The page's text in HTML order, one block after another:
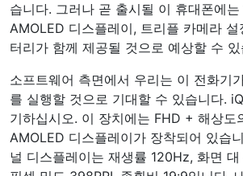
습니다. 그러나 곧 출시될 이 휴대폰에
AMOLED 디스플레이, 트리플 카메라
터리가 함께 제공될 것으로 예상할 수 있
소프트웨어 측면에서 우리는 이 전화기
를 실행할 것으로 기대할 수 있습니다.
기하십시오. 이 장치에는 FHD + 해상도
AMOLED 디스플레이가 장착되어 있습
널 디스플레이는 재생률 120Hz, 화면